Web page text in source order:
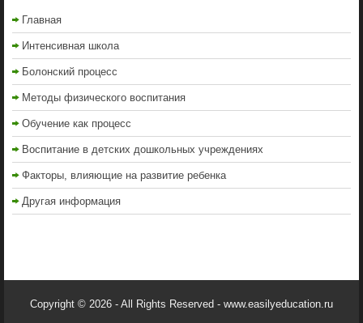
Главная
Интенсивная школа
Болонский процесс
Методы физического воспитания
Обучение как процесс
Воспитание в детских дошкольных учреждениях
Факторы, влияющие на развитие ребенка
Другая информация
Copyright © 2026 - All Rights Reserved - www.easilyeducation.ru